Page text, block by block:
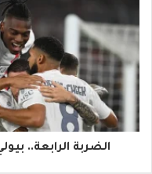
ك
ت
و
الضربة الرابعة..